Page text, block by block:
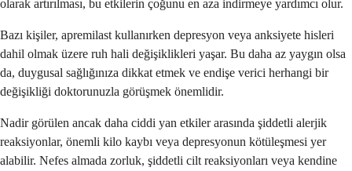
olarak artırılması, bu etkilerin çoğunu en aza indirmeye yardımcı olur.
Bazı kişiler, apremilast kullanırken depresyon veya anksiyete hisleri
dahil olmak üzere ruh hali değişiklikleri yaşar. Bu daha az yaygın olsa
da, duygusal sağlığınıza dikkat etmek ve endişe verici herhangi bir
değişikliği doktorunuzla görüşmek önemlidir.
Nadir görülen ancak daha ciddi yan etkiler arasında şiddetli alerjik
reaksiyonlar, önemli kilo kaybı veya depresyonun kötüleşmesi yer
alabilir. Nefes almada zorluk, şiddetli cilt reaksiyonları veya kendine